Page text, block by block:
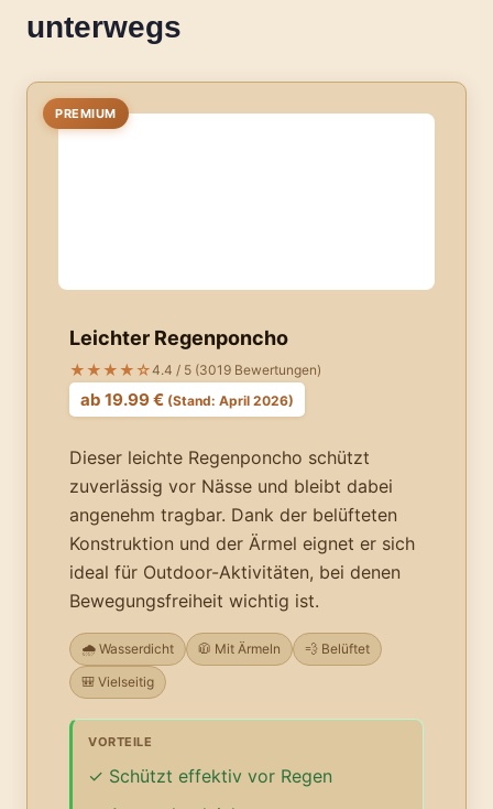
unterwegs
PREMIUM
Leichter Regenponcho
★★★★☆4.4 / 5 (3019 Bewertungen)
ab 19.99 € (Stand: April 2026)
Dieser leichte Regenponcho schützt
zuverlässig vor Nässe und bleibt dabei
angenehm tragbar. Dank der belüfteten
Konstruktion und der Ärmel eignet er sich
ideal für Outdoor-Aktivitäten, bei denen
Bewegungsfreiheit wichtig ist.
🌧️ Wasserdicht 🧥 Mit Ärmeln
💨 Belüftet
🎒 Vielseitig
VORTEILE
Schützt effektiv vor Regen